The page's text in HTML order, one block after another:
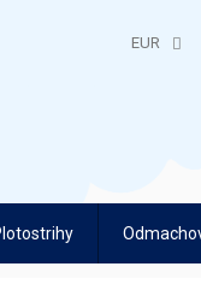
EUR